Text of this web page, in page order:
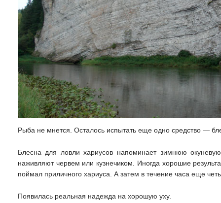
Рыба не мнется. Осталось испытать еще одно средство —
Блесна для ловли хариусов напоминает зимнюю
наживляют червем или кузнечиком. Иногда хорошие
поймал приличного хариуса. А затем в течение часа еще
Появилась реальная надежда на хорошую уху.